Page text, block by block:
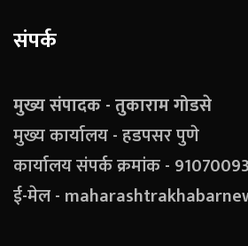
संपर्क
मुख्य संपादक - तुकाराम गोडसे
मुख्य कार्यालय - हडपसर पुणे
कार्यालय संपर्क क्रमांक -
ई-मेल -